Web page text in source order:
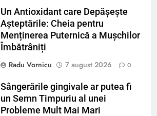
Un Antioxidant care Depășește
Așteptările: Cheia pentru
Menținerea Puternică a Mușchilor
Îmbătrâniți
Radu Vornicu
7 august 2026 0
Sângerările gingivale ar putea fi
un Semn Timpuriu al unei
Probleme Mult Mai Mari